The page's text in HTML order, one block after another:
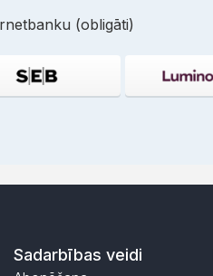
(obligāti)
Sadarbības veidi